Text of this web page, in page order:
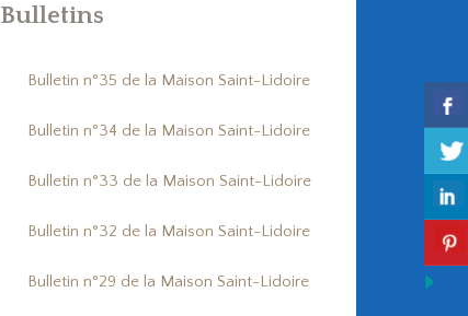
Bulletins
Bulletin n°35 de la Maison Saint-Lidoire
Bulletin n°34 de la Maison Saint-Lidoire
Bulletin n°33 de la Maison Saint-Lidoire
Bulletin n°32 de la Maison Saint-Lidoire
Bulletin n°29 de la Maison Saint-Lidoire